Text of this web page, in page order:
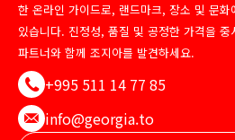
한 온라인 가이드로, 랜드마크, 장소 및 문
있습니다. 진정성, 품질 및 공정한 가격을 중
파트너와 함께 조지아를 발견하세요.
+995 511 14 77 85
info@georgia.to